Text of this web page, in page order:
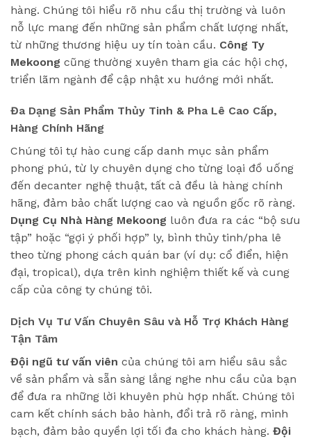
hàng. Chúng tôi hiểu rõ nhu cầu thị trường và luôn
nỗ lực mang đến những sản phẩm chất lượng nhất,
từ những thương hiệu uy tín toàn cầu. Công Ty
Mekoong cũng thường xuyên tham gia các hội chợ,
triển lãm ngành để cập nhật xu hướng mới nhất.
Đa Dạng Sản Phẩm Thủy Tinh & Pha Lê Cao Cấp,
Hàng Chính Hãng
Chúng tôi tự hào cung cấp danh mục sản phẩm
phong phú, từ ly chuyên dụng cho từng loại đồ uống
đến decanter nghệ thuật, tất cả đều là hàng chính
hãng, đảm bảo chất lượng cao và nguồn gốc rõ ràng.
Dụng Cụ Nhà Hàng Mekoong luôn đưa ra các “bộ sưu
tập” hoặc “gợi ý phối hợp” ly, bình thủy tinh/pha lê
theo từng phong cách quán bar (ví dụ: cổ điển, hiện
đại, tropical), dựa trên kinh nghiệm thiết kế và cung
cấp của công ty chúng tôi.
Dịch Vụ Tư Vấn Chuyên Sâu và Hỗ Trợ Khách Hàng
Tận Tâm
Đội ngũ tư vấn viên của chúng tôi am hiểu sâu sắc
về sản phẩm và sẵn sàng lắng nghe nhu cầu của bạn
để đưa ra những lời khuyên phù hợp nhất. Chúng tôi
cam kết chính sách bảo hành, đổi trả rõ ràng, minh
bạch, đảm bảo quyền lợi tối đa cho khách hàng. Đội